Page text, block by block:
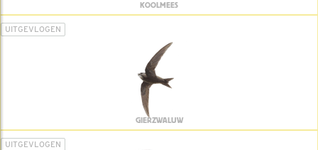
KOOLMEES
UITGEVLOGEN
GIERZWALUW
UITGEVLOGEN